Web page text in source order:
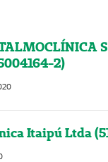
2)
Itaipú Ltda